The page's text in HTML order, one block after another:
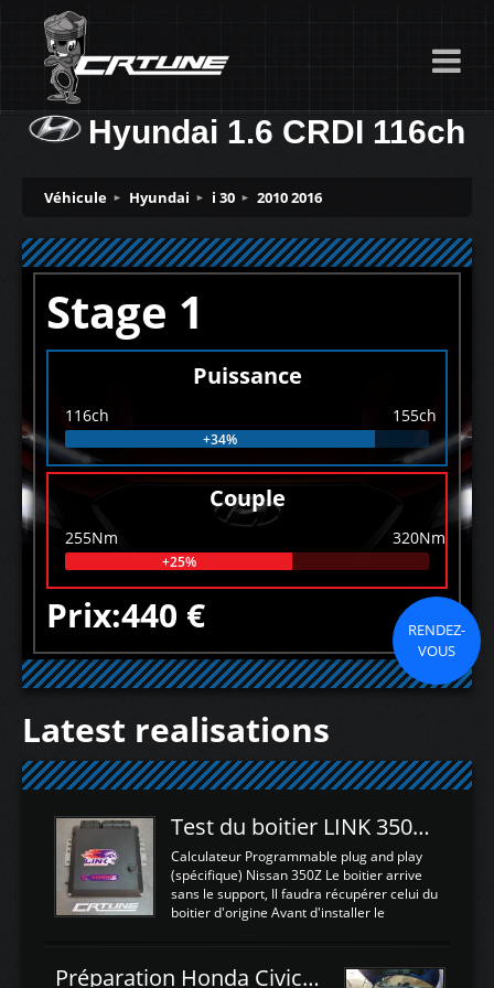
Hyundai 1.6 CRDI 116ch
Véhicule Hyundai i 30 2010 2016
Stage 1
Puissance
116ch 155ch
+34%
Couple
255Nm 320Nm
+25%
Prix:440 €
RENDEZ-
VOUS
Latest realisations
Test du boitier LINK 350Z Plugin ECU
Calculateur Programmable plug and play
(spécifique) Nissan 350Z Le boitier arrive
sans le support, Il faudra récupérer celui du
boitier d'origine Avant d'installer le
d'envoyer l'information de la large bande
Préparation Honda Civic Type R FK2